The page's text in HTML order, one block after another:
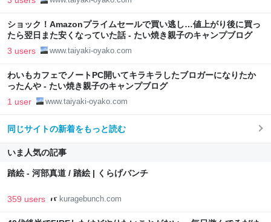
ショック！Amazonプライムセールで買い逃し…値上がり後に買っ
たら翌日また安くなっていた話 - たい焼き親子のキャンプブログ
3 users www.taiyaki-oyako.com
わいもカフェでノートPC開いてキラキラしたブロガーになりたか
ったんや - たい焼き親子のキャンプブログ
1 user www.taiyaki-oyako.com
同じサイトの新着をもっと読む
いま人気の記事
踏絵 - 河部真道 / 踏絵 | くらげバンチ
359 users kuragebunch.com